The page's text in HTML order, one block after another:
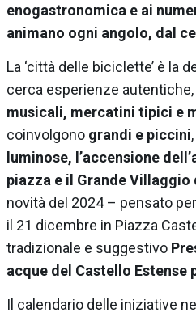
enogastronomica e ai
animano ogni angolo, dal
La ‘città delle biciclette’ è la
cerca esperienze
musicali, mercatini tipici e
coinvolgono grandi e piccini
luminose, l’accensione
piazza e il Grande Villaggio
novità del 2024 – pensato
il 21 dicembre in Piazza
tradizionale e suggestivo
acque del Castello Estense
Il calendario delle iniziative